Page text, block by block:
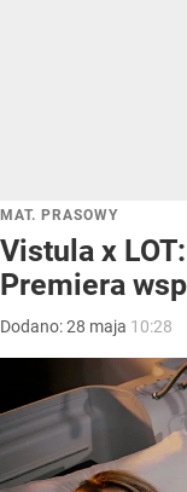
MAT. PRASOWY
Vistula x
Premiera
Dodano:28 maja 10:28